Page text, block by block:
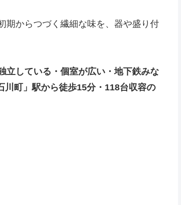
期からつづく繊細な味を、器や盛り付
立している・個室が広い・地下鉄みな
川町」駅から徒歩15分・118台収容の